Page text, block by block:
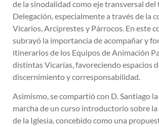
de la sinodalidad como eje transversal del
Delegación, especialmente a través de la
Vicarios, Arciprestes y Párrocos. En este
subrayó la importancia de acompañar y
itinerarios de los Equipos de Animación
distintas Vicarías, favoreciendo espacios
discernimiento y corresponsabilidad.
Asimismo, se compartió con D. Santiago
marcha de un curso introductorio sobre
de la Iglesia, concebido como una